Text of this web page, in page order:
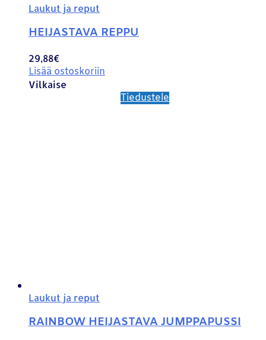
Laukut ja reput
HEIJASTAVA REPPU
29,88€
Lisää ostoskoriin
Vilkaise
Tiedustele
Laukut ja reput
RAINBOW HEIJASTAVA JUMPPAPUSSI